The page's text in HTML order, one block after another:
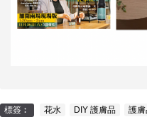
標簽︰ 花水 DIY 護膚品 護